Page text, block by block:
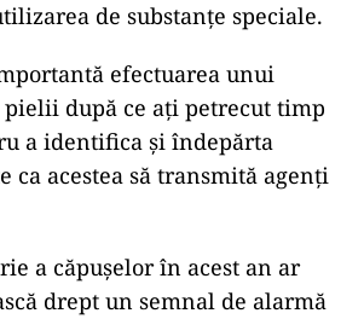
de substanțe speciale.
efectuarea unui
după ce ați petrecut timp
a identifica și îndepărta
ca acestea să transmită agenți
a căpușelor în acest an ar
drept un semnal de alarmă